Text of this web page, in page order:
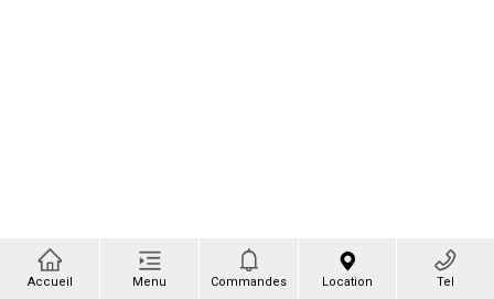
Accueil Menu Commandes Location Tel